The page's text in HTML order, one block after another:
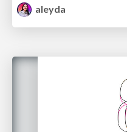
aleyda